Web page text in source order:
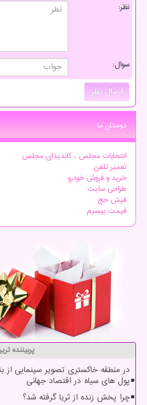
نظر:
سوال:
دوستان ما
انتخابات مجلس ، کاندیدای مجلس
تعمیر تلفن
خرید و فروش خودرو
طراحی سایت
فیش حج
قیمت بیسیم
پربیننده
در منطقه خاکستری تصویر سینمایی از
پول های سیاه در اقتصاد جهانی
چرا پخش زنده از ثریا گرفته شد؟